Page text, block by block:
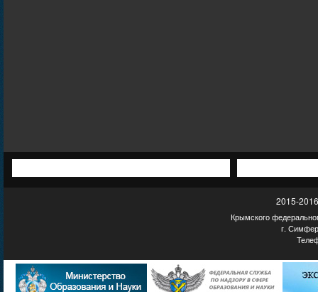
2015-
Крымского
г.